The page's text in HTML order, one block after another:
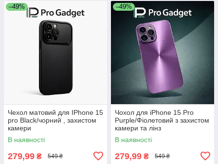
–49%
Чехол матовий для IPhone 15
pro Black/чорний , захистом
камери
В наявності
279,99 ₴ 549 ₴
–49%
Чохол для iPhone 15 Pro
Purple/Фіолетовий з захистом
камери та лінз
В наявності
279,99 ₴ 549 ₴